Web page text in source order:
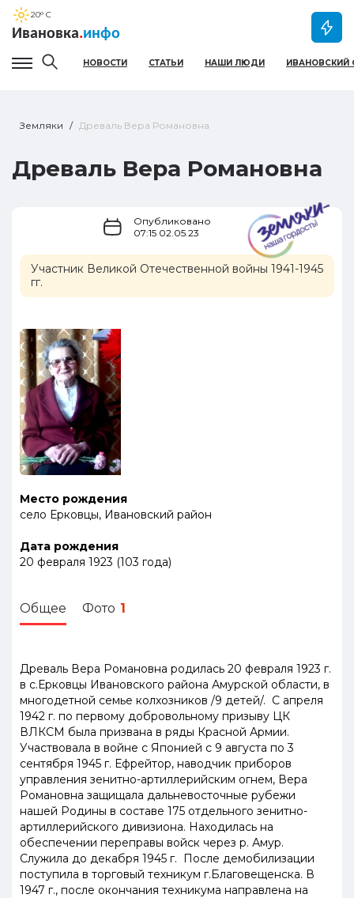
Ивановка.инфо
20° C
Гамбургер меню
НОВОСТИ СТАТЬИ НАШИ ЛЮДИ ИВАНОВСКИЙ
Земляки Древаль Вера Романовна
Древаль Вера Романовна
Опубликовано
07:15 02.05.23
Участник Великой Отечественной войны 1941-1945
гг.
Место рождения
село Ерковцы, Ивановский район
Дата рождения
20 февраля 1923 (103 года)
Общее Фото 1
Древаль Вера Романовна родилась 20 февраля 1923 г.
в с.Ерковцы Ивановского района Амурской области, в
многодетной семье колхозников /9 детей/. С апреля
1942 г. по первому добровольному призыву ЦК
ВЛКСМ была призвана в ряды Красной Армии.
Участвовала в войне с Японией с 9 августа по3
сентября 1945 г. Ефрейтор, наводчик приборов
управления зенитно-артиллерийским огнем, Вера
Романовна защищала дальневосточные рубежи
нашей Родины в составе 175 отдельного зенитно-
артиллерийского дивизиона. Находилась на
обеспечении переправы войск через р. Амур.
Служила до декабря 1945 г. После демобилизации
поступила в торговый техникум г.Благовещенска. В
1947 г., после окончания техникума направлена на